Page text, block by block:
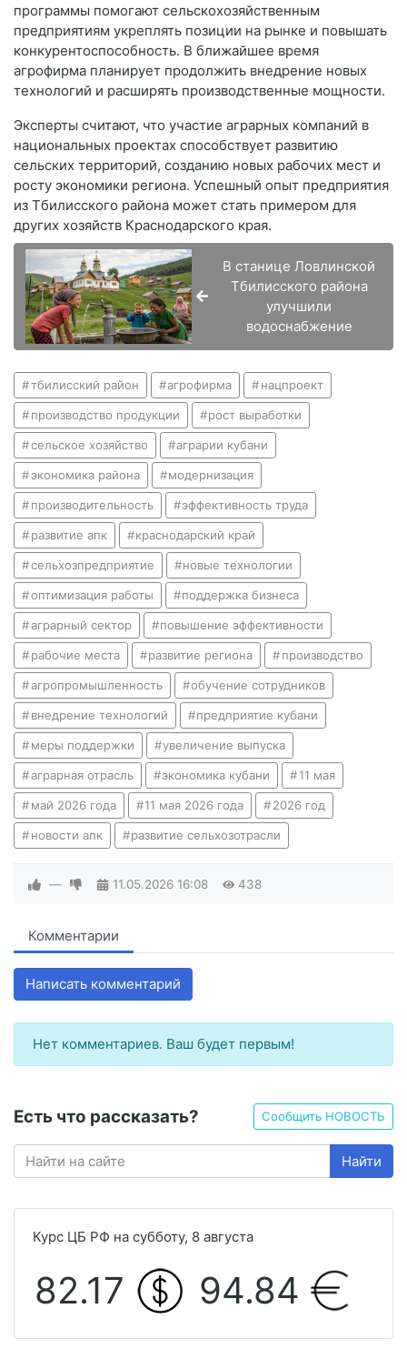
программы помогают сельскохозяйственным
предприятиям укреплять позиции на рынке и повышать
конкурентоспособность. В ближайшее время
агрофирма планирует продолжить внедрение новых
технологий и расширять производственные мощности.
Эксперты считают, что участие аграрных компаний в
национальных проектах способствует развитию
сельских территорий, созданию новых рабочих мест и
росту экономики региона. Успешный опыт предприятия
из Тбилисского района может стать примером для
других хозяйств Краснодарского края.
В станице Ловлинской
Тбилисского района
улучшили
водоснабжение
тбилисский район агрофирма нацпроект
производство продукции рост выработки
сельское хозяйство аграрии кубани
экономика района модернизация
производительность эффективность труда
развитие апк краснодарский край
сельхозпредприятие новые технологии
оптимизация работы поддержка бизнеса
аграрный сектор повышение эффективности
рабочие места развитие региона производство
агропромышленность обучение сотрудников
внедрение технологий предприятие кубани
меры поддержки увеличение выпуска
аграрная отрасль экономика кубани 11 мая
май 2026 года 11 мая 2026 года 2026 год
новости апк развитие сельхозотрасли
— 11.05.2026 16:08 438
Комментарии
Написать комментарий
Нет комментариев. Ваш будет первым!
Есть что рассказать? Сообщить НОВОСТЬ
Найти
Курс ЦБ РФ на субботу, 8 августа
82.17 94.84